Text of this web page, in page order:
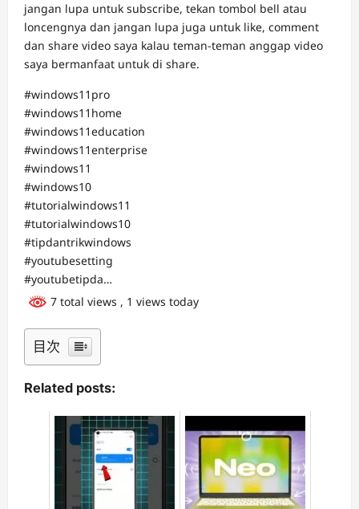
jangan lupa untuk subscribe, tekan tombol bell atau
loncengnya dan jangan lupa juga untuk like, comment
dan share video saya kalau teman-teman anggap video
saya bermanfaat untuk di share.
#windows11pro
#windows11home
#windows11education
#windows11enterprise
#windows11
#windows10
#tutorialwindows11
#tutorialwindows10
#tipdantrikwindows
#youtubesetting
#youtubetipda…
7 total views , 1 views today
目次
Related posts: